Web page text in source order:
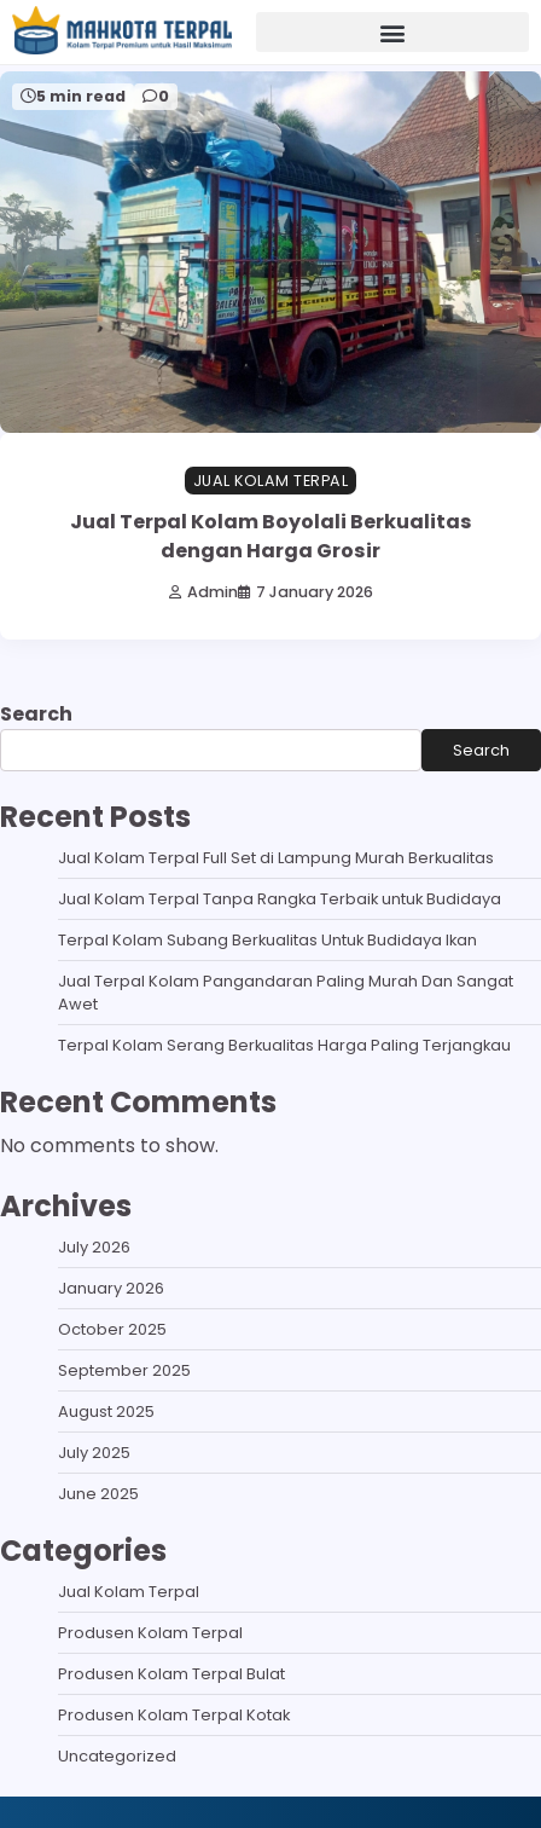
Home kolamnilaboyolali
5 min read 0
JUAL KOLAM TERPAL
Jual Terpal Kolam Boyolali Berkualitas
dengan Harga Grosir
Admin 7 January 2026
Search
Search
Recent Posts
Jual Kolam Terpal Full Set di Lampung Murah Berkualitas
Jual Kolam Terpal Tanpa Rangka Terbaik untuk Budidaya
Terpal Kolam Subang Berkualitas Untuk Budidaya Ikan
Jual Terpal Kolam Pangandaran Paling Murah Dan Sangat
Awet
Terpal Kolam Serang Berkualitas Harga Paling Terjangkau
Recent Comments
No comments to show.
Archives
July 2026
January 2026
October 2025
September 2025
August 2025
July 2025
June 2025
Categories
Jual Kolam Terpal
Produsen Kolam Terpal
Produsen Kolam Terpal Bulat
Produsen Kolam Terpal Kotak
Uncategorized